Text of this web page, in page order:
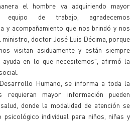
el hombre va adquiriendo mayor
equipo de trabajo, agradecemos
y acompañamiento que nos brindó y nos
ministro, doctor José Luis Décima, porque
visitan asiduamente y están siempre
en lo que necesitemos", afirmó la
Humano, se informa a toda la
requieran mayor información pueden
donde la modalidad de atención se
individual para niños, niñas y